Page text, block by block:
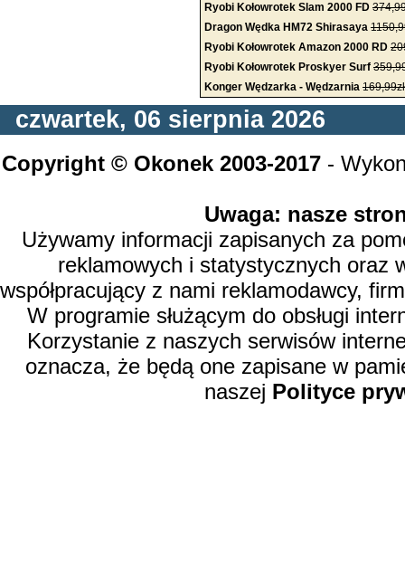
Ryobi Kołowrotek Slam 2000 FD
Dragon Wędka HM72 Shirasaya
Ryobi Kołowrotek Amazon 2000 RD
Ryobi Kołowrotek Proskyer Surf
Konger Wędzarka - Wędzarnia 169,99zł
czwartek, 06 sierpnia 2026
Copyright © Okonek 2003-2017-
Uwaga: nasze
Używamy informacji zapisanych za
reklamowych i statystycznych oraz
współpracujący z nami reklamodawcy,
W programie służącym do obsługi
Korzystanie z naszych serwisów
oznacza, że będą one zapisane w
naszej Polityce